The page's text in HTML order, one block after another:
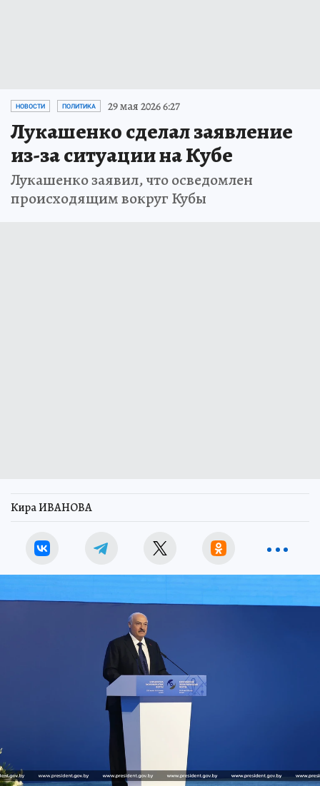
НОВОСТИ ПОЛИТИКА 29 мая 2026 6:27
Лукашенко сделал заявление
из-за ситуации на Кубе
Лукашенко заявил, что осведомлен
происходящим вокруг Кубы
Кира ИВАНОВА